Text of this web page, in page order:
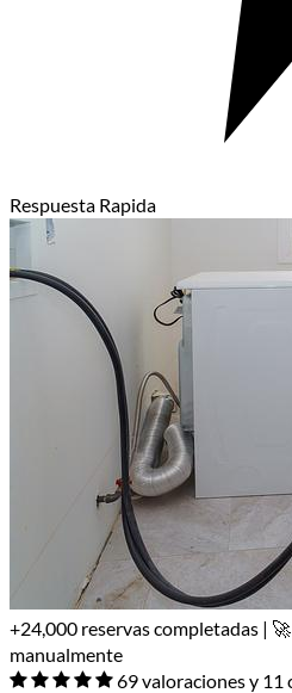
Respuesta Rapida
+24,000 reservas completadas |
manualmente
69 valoraciones y 11